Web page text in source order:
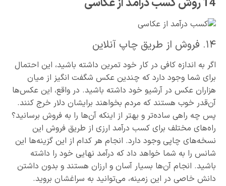
۱۴. فروش از طریق چاپ آنلاین
اگر به اندازه کافی در کار خود تمرین داشته باشید، این احتمال
برای شما وجود دارد که چندین عکس شگفت انگیز از میان
هزاران عکس در آرشیو خود داشته باشید. در واقع، این عکس‌ها
آ‌ن‌قدر خوب هستند که مردم بخواهند برایشان دلار خرج کنند.
پس چه راهی ساده‌تر و بهتر از اینکه آن‌ها را به فروش برسانید؟
راه‌های مختلف برای کسب درآمد ارزی از طریق فروش این
نسخه‌های چاپی وجود دارد. انجام هر کدام از این گزینه‌ها این
شانس را به شما خواهد داد که درآمد نهایی خود را داشته
باشید. انجام آن‌ها بسیار آسان و ارزان هستند و بدون داشتن
دانش خاصی در این زمینه، می‌توانید به سراغشان بروید.